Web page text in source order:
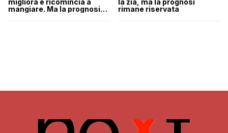
mangiare. Ma la prognosi
rimane riservata